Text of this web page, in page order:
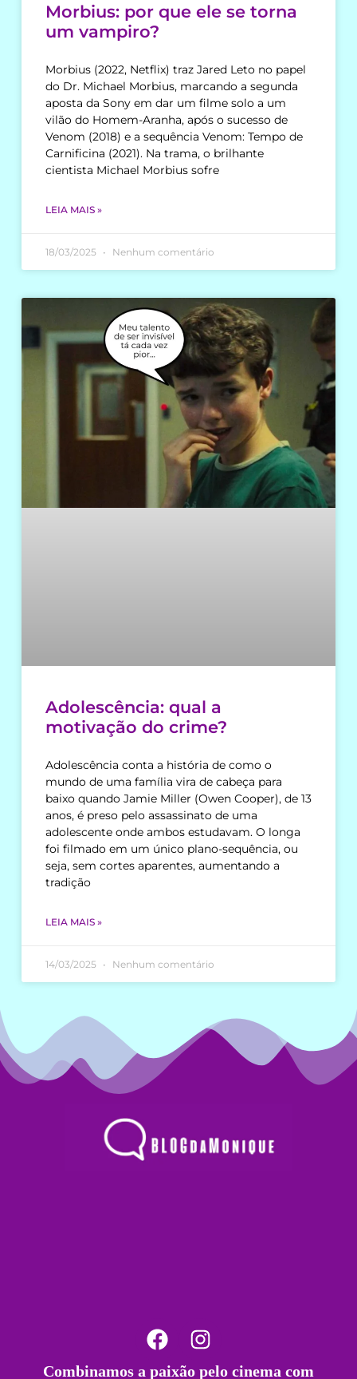
Morbius: por que ele se torna
um vampiro?
Morbius (2022, Netflix) traz Jared Leto no papel
do Dr. Michael Morbius, marcando a segunda
aposta da Sony em dar um filme solo a um
vilão do Homem-Aranha, após o sucesso de
Venom (2018) e a sequência Venom: Tempo de
Carnificina (2021). Na trama, o brilhante
cientista Michael Morbius sofre
LEIA MAIS »
18/03/2025 Nenhum comentário
Adolescência: qual a
motivação do crime?
Adolescência conta a história de como o
mundo de uma família vira de cabeça para
baixo quando Jamie Miller (Owen Cooper), de 13
anos, é preso pelo assassinato de uma
adolescente onde ambos estudavam. O longa
foi filmado em um único plano-sequência, ou
seja, sem cortes aparentes, aumentando a
tradição
LEIA MAIS »
14/03/2025 Nenhum comentário
Combinamos a paixão pelo cinema com